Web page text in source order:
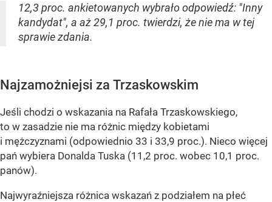
12,3 proc. ankietowanych wybrało odpowiedź: "Inny
kandydat", a aż 29,1 proc. twierdzi, że nie ma w tej
sprawie zdania.
Najzamożniejsi za Trzaskowskim
Jeśli chodzi o wskazania na Rafała Trzaskowskiego,
to w zasadzie nie ma różnic między kobietami
i mężczyznami (odpowiednio 33 i 33,9 proc.). Nieco więcej
pań wybiera Donalda Tuska (11,2 proc. wobec 10,1 proc.
panów).
Najwyraźniejsza różnica wskazań z podziałem na płeć